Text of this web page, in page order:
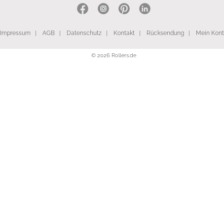
Impressum| AGB| Datenschutz| Kontakt| Rücksendung| Mein
© 2026 Rollers.de